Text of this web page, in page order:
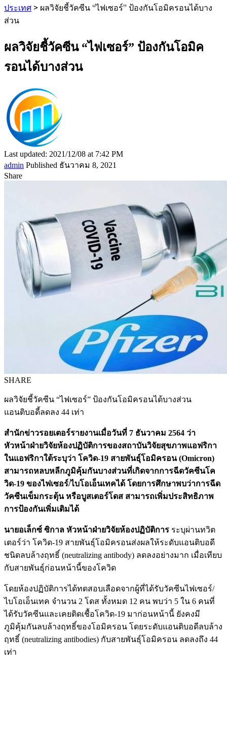
ประเทศ > ผลวิจัยชี้วัคซีน “ไฟเซอร์” ป้องกันโอมิครอนได้บาง
ส่วน
ผลวิจัยชี้วัคซีน “ไฟเซอร์” ป้องกันโอมิค
รอนได้บางส่วน
Last updated: 2021/12/08 at 7:42 PM
admin Published ธันวาคม 8, 2021
Share
SHARE
ผลวิจัยชี้วัคซีน “ไฟเซอร์” ป้องกันโอมิครอนได้บางส่วน
แอนติบอดี้ลดลง 44 เท่า
สำนักข่าวรอยเตอร์รายงานเมื่อวันที่ 7 ธันวาคม 2564 ว่า
หัวหน้าฝ่ายวิจัยห้องปฏิบัติการของสถาบันวิจัยสุขภาพแอฟริกา
ในแอฟริกาใต้ระบุว่า โควิด-19 สายพันธุ์โอมิครอน (Omicron)
สามารถหลบหลีกภูมิคุ้มกันบางส่วนที่เกิดจากการฉีดวัคซีนโค
วิด-19 ของไฟเซอร์/ไบโอเอ็นเทคได้ โดยการศึกษาพบว่าการฉีด
วัคซีนเข็มกระตุ้น หรือบูสเตอร์โดส สามารถเพิ่มประสิทธิภาพ
การป้องกันเพิ่มเติมได้
นายอเล็กซ์ ซิกาล หัวหน้าฝ่ายวิจัยห้องปฏิบัติการ ระบุผ่านทวิต
เตอร์ว่า โควิด-19 สายพันธุ์โอมิครอนส่งผลให้ระดับแอนติบอดี
ชนิดลบล้างฤทธิ์ (neutralizing antibody) ลดลงอย่างมาก เมื่อเทียบ
กับสายพันธุ์ก่อนหน้านี้ของโควิด
โดยห้องปฏิบัติการได้ทดสอบเลือดจากผู้ที่ได้รับวัคซีนไฟเซอร์/
ไบโอเอ็นเทค จำนวน 2 โดส ทั้งหมด 12 คน พบว่า 5 ใน 6 คนที่
ได้รับวัคซีนและเคยติดเชื้อโควิด-19 มาก่อนหน้านี้ ยังคงมี
ภูมิคุ้มกันลบล้างฤทธิ์ของโอมิครอน โดยระดับแอนติบอดีลบล้าง
ฤทธิ์ (neutralizing antibodies) กับสายพันธุ์โอมิครอน ลดลงถึง 44
เท่า